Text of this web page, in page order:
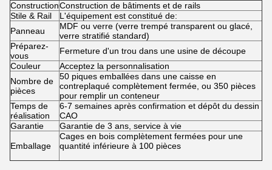
ConstructionConstruction de bâtiments et de rails
Stile & Rail
L'équipement est constitué de:
Panneau
MDF ou verre (verre trempé transparent ou glacé,
verre stratifié standard)
Préparez-
vous
Fermeture d'un trou dans une usine de découpe
Couleur
Acceptez la personnalisation
Nombre de
pièces
50 piques emballées dans une caisse en
contreplaqué complètement fermée, ou 350 pièces
pour remplir un conteneur
Temps de
réalisation
6-7 semaines après confirmation et dépôt du dessin
CAO
Garantie
Garantie de 3 ans, service à vie
Emballage
Cages en bois complètement fermées pour une
quantité inférieure à 100 pièces